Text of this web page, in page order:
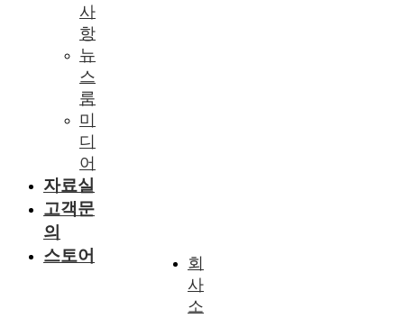
사
항
뉴
스
룸
미
디
어
자료실
고객문
의
스토어
회
사
소